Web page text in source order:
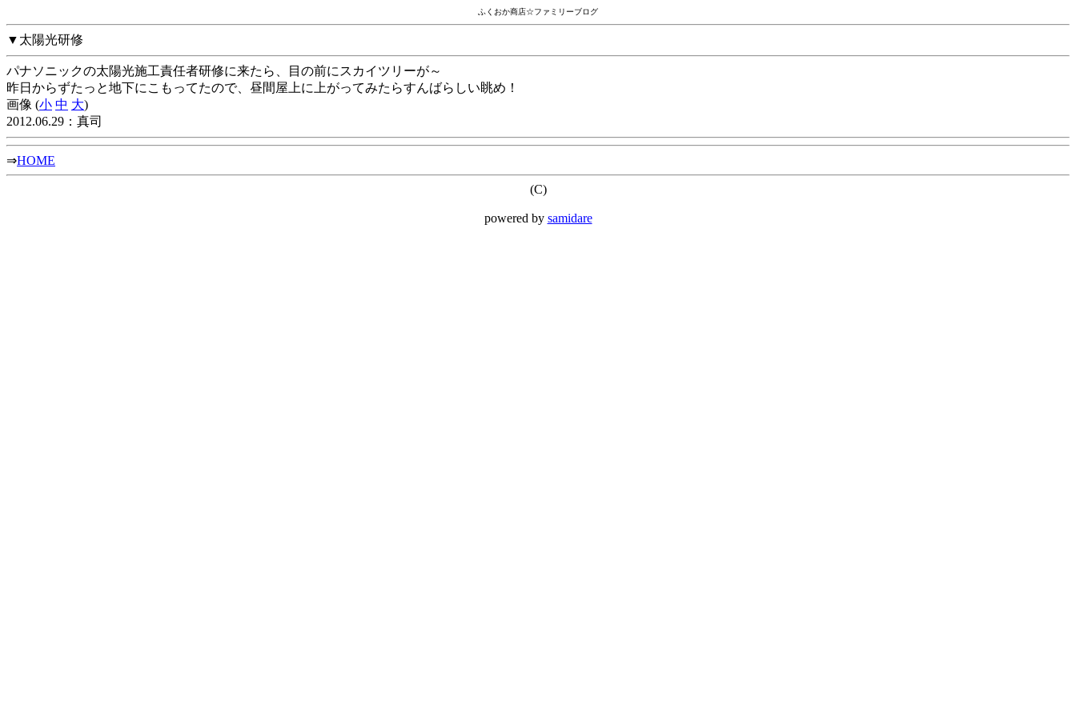
ふくおか商店☆ファミリーブログ
▼太陽光研修
パナソニックの太陽光施工責任者研修に来たら、目の前にスカイツリーが～
昨日からずたっと地下にこもってたので、昼間屋上に上がってみたらすんばらしい眺め！
画像 (小 中 大)
2012.06.29：真司
⇒HOME
(C)
powered by samidare